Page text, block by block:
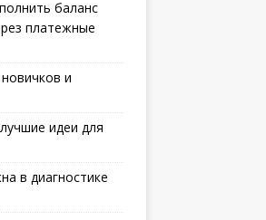
баланс
платежные
и
идеи для
в диагностике